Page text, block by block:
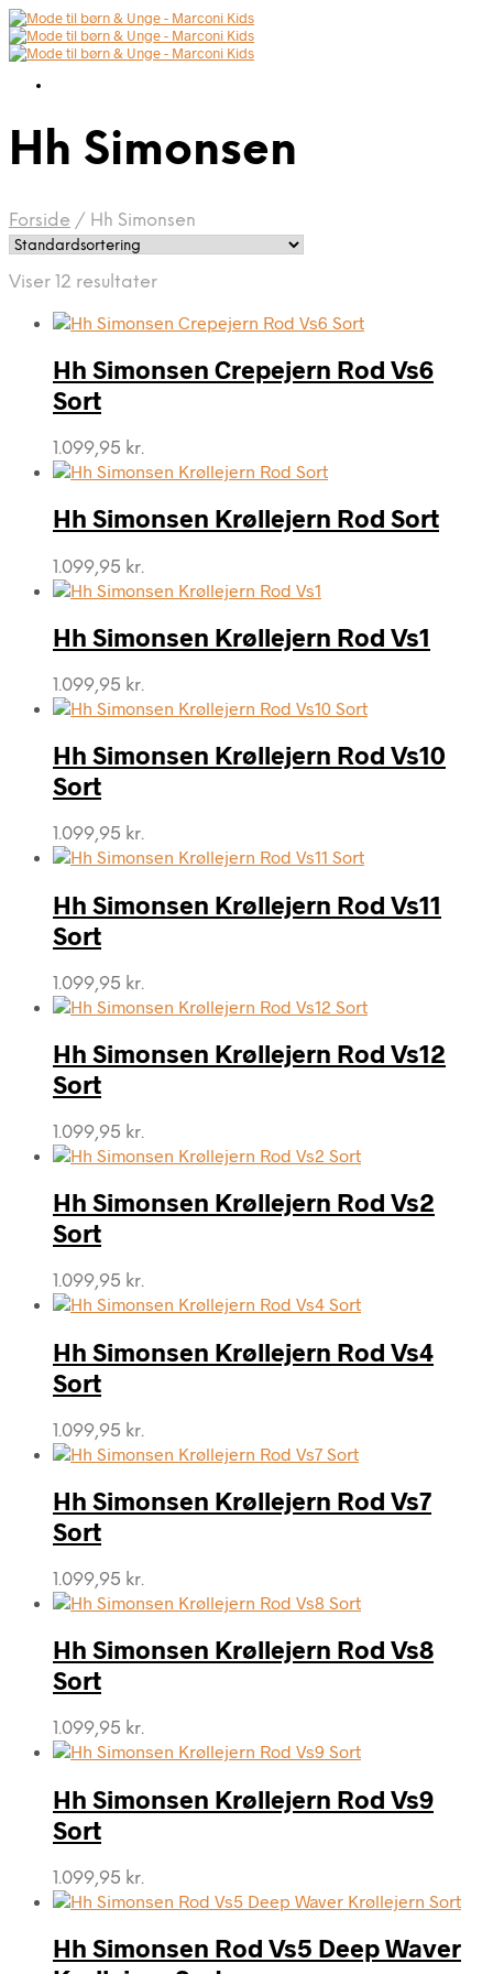
Hh Simonsen
Forside / Hh Simonsen
Viser 12 resultater
Hh Simonsen Crepejern Rod Vs6
Sort
1.099,95 kr.
Hh Simonsen Krøllejern Rod Sort
1.099,95 kr.
Hh Simonsen Krøllejern Rod Vs1
1.099,95 kr.
Hh Simonsen Krøllejern Rod Vs10
Sort
1.099,95 kr.
Hh Simonsen Krøllejern Rod Vs11
Sort
1.099,95 kr.
Hh Simonsen Krøllejern Rod Vs12
Sort
1.099,95 kr.
Hh Simonsen Krøllejern Rod Vs2
Sort
1.099,95 kr.
Hh Simonsen Krøllejern Rod Vs4
Sort
1.099,95 kr.
Hh Simonsen Krøllejern Rod Vs7
Sort
1.099,95 kr.
Hh Simonsen Krøllejern Rod Vs8
Sort
1.099,95 kr.
Hh Simonsen Krøllejern Rod Vs9
Sort
1.099,95 kr.
Hh Simonsen Rod Vs5 Deep Waver